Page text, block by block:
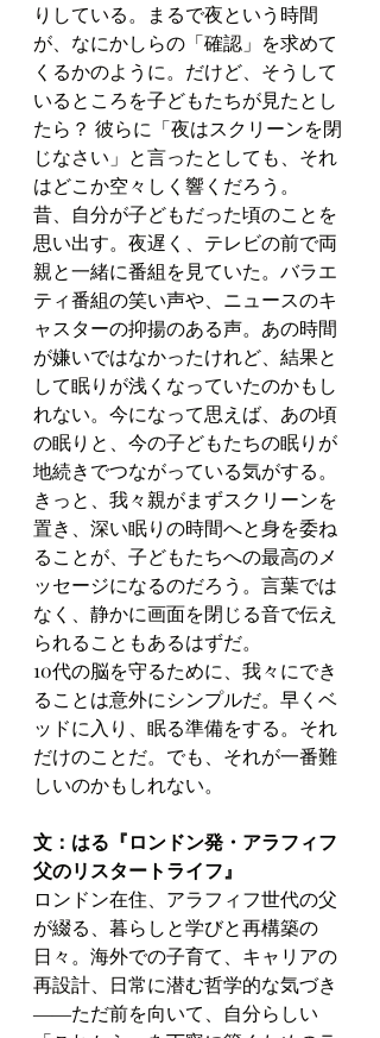
りしている。まるで夜という時間
が、なにかしらの「確認」を求めて
くるかのように。だけど、そうして
いるところを子どもたちが見たとし
たら？ 彼らに「夜はスクリーンを閉
じなさい」と言ったとしても、それ
はどこか空々しく響くだろう。
昔、自分が子どもだった頃のことを
思い出す。夜遅く、テレビの前で両
親と一緒に番組を見ていた。バラエ
ティ番組の笑い声や、ニュースのキ
ャスターの抑揚のある声。あの時間
が嫌いではなかったけれど、結果と
して眠りが浅くなっていたのかもし
れない。今になって思えば、あの頃
の眠りと、今の子どもたちの眠りが
地続きでつながっている気がする。
きっと、我々親がまずスクリーンを
置き、深い眠りの時間へと身を委ね
ることが、子どもたちへの最高のメ
ッセージになるのだろう。言葉では
なく、静かに画面を閉じる音で伝え
られることもあるはずだ。
10代の脳を守るために、我々にでき
ることは意外にシンプルだ。早くベ
ッドに入り、眠る準備をする。それ
だけのことだ。でも、それが一番難
しいのかもしれない。
文：はる『ロンドン発・アラフィフ
父のリスタートライフ』
ロンドン在住、アラフィフ世代の父
が綴る、暮らしと学びと再構築の
日々。海外での子育て、キャリアの
再設計、日常に潜む哲学的な気づき
――ただ前を向いて、自分らしい